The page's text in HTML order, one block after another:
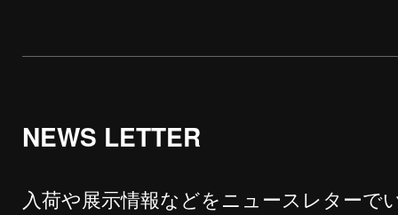
NEWS LETTER
入荷や展示情報などをニュースレターで